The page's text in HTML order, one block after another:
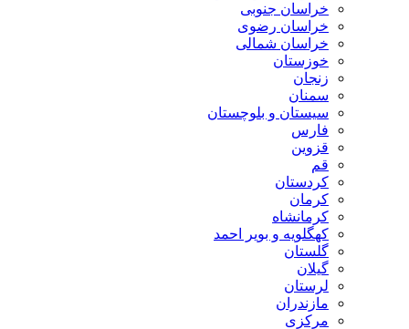
خراسان جنوبی
خراسان رضوی
خراسان شمالی
خوزستان
زنجان
سمنان
سیستان و بلوچستان
فارس
قزوین
قم
کردستان
کرمان
کرمانشاه
کهگلویه و بویر احمد
گلستان
گیلان
لرستان
مازندران
مرکزی